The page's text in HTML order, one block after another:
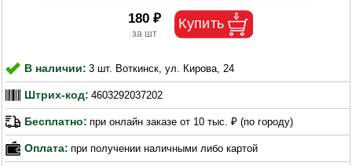
180 ₽
В наличии: 3 шт. Воткинск, ул. Кирова, 24
Штрих-код: 4603292037202
Бесплатно: при онлайн заказе от 10 тыс. ₽ (по городу)
Оплата: при получении наличными либо картой